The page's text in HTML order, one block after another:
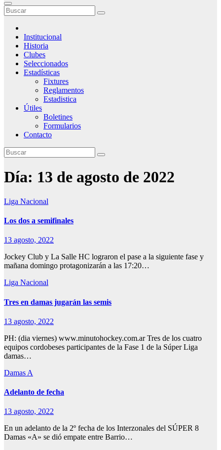
Institucional
Historia
Clubes
Seleccionados
Estadísticas
Fixtures
Reglamentos
Estadistica
Útiles
Boletines
Formularios
Contacto
Día: 13 de agosto de 2022
Liga Nacional
Los dos a semifinales
13 agosto, 2022
Jockey Club y La Salle HC lograron el pase a la siguiente fase y
mañana domingo protagonizarán a las 17:20…
Liga Nacional
Tres en damas jugarán las semis
13 agosto, 2022
PH: (dia viernes) www.minutohockey.com.ar Tres de los cuatro
equipos cordobeses participantes de la Fase 1 de la Súper Liga
damas…
Damas A
Adelanto de fecha
13 agosto, 2022
En un adelanto de la 2º fecha de los Interzonales del SÚPER 8
Damas «A» se dió empate entre Barrio…